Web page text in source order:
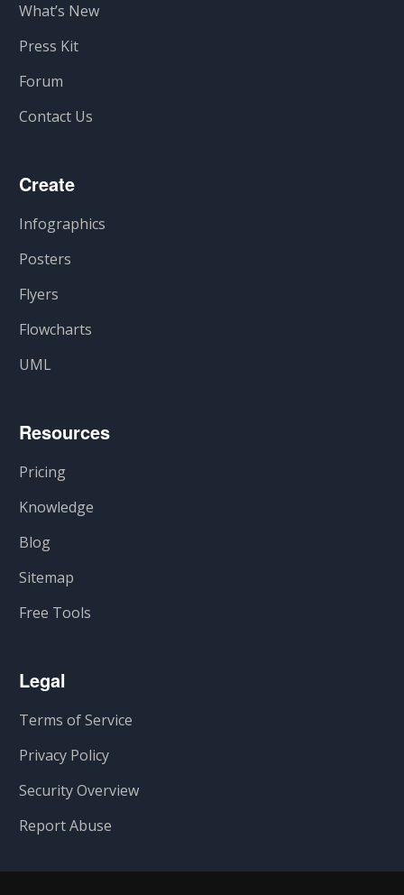
What’s New
Press Kit
Forum
Contact Us
Create
Infographics
Posters
Flyers
Flowcharts
UML
Resources
Pricing
Knowledge
Blog
Sitemap
Free Tools
Legal
Terms of Service
Privacy Policy
Security Overview
Report Abuse